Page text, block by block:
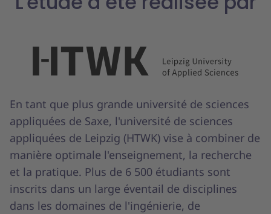
En tant que plus grande université de sciences
appliquées de Saxe, l'université de sciences
appliquées de Leipzig (HTWK) vise à combiner de
manière optimale l'enseignement, la recherche
et la pratique. Plus de 6 500 étudiants sont
inscrits dans un large éventail de disciplines
dans les domaines de l'ingénierie, de